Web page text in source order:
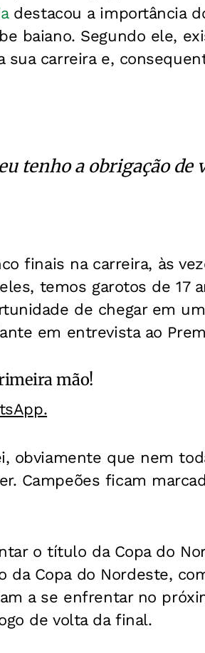
destacou a importância
baiano. Segundo ele,
sua carreira e,
tenho a obrigação de
finais na carreira, às
temos garotos de 17
de chegar em
em entrevista ao
mão!
obviamente que nem
Campeões ficam
o título da Copa do
da Copa do Nordeste,
a se enfrentar no
de volta da final.